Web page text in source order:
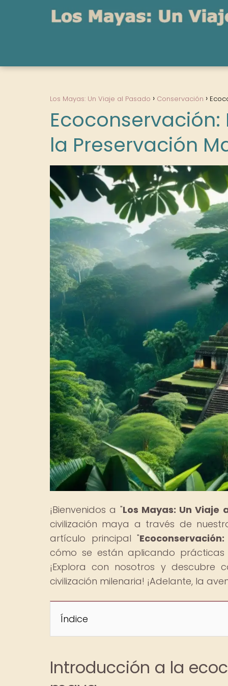
Los Mayas: Un Viaje al Pasado Conservación
la Preservación
¡Bienvenidos a "Los Mayas: Un Viaje
civilización maya a través de
artículo principal "
cómo se están aplicando
¡Explora con nosotros y
civilización milenaria! ¡Adelante, la
Índice
Introducción a la